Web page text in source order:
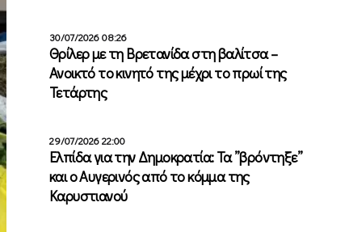
30/07/2026 08:26
Θρίλερ με τη Βρετανίδα στη βαλίτσα –
Ανοικτό το κινητό της μέχρι το πρωί της
Τετάρτης
29/07/2026 22:00
Ελπίδα για την Δημοκρατία: Τα ”βρόντηξε”
και ο Αυγερινός από το κόμμα της
Καρυστιανού